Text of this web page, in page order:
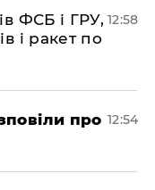
ФСБ і ГРУ,
і ракет по
12:58
про 12:54